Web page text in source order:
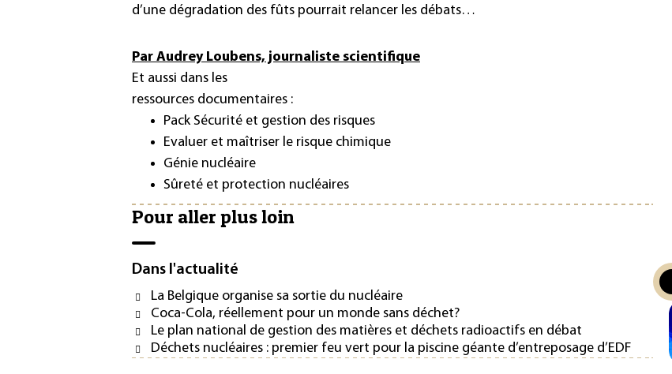
d’une dégradation des fûts pourrait relancer les débats…
Par Audrey Loubens, journaliste scientifique
Et aussi dans les
ressources documentaires :
Pack Sécurité et gestion des risques
Evaluer et maîtriser le risque chimique
Génie nucléaire
Sûreté et protection nucléaires
Pour aller plus loin
Dans l'actualité
La Belgique organise sa sortie du nucléaire
Coca-Cola, réellement pour un monde sans déchet?
Le plan national de gestion des matières et déchets radioactifs en débat
Déchets nucléaires : premier feu vert pour la piscine géante d’entreposage d’EDF